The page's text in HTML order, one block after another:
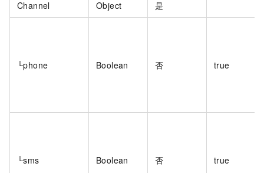
Channel Object 是
└phone Boolean 否 true
└sms Boolean 否 true